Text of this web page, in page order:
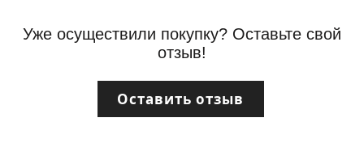
Уже осуществили покупку? Оставьте свой
отзыв!
Оставить отзыв